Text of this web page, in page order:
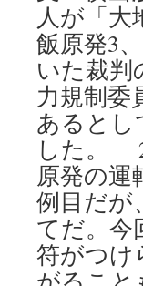
人が「
飯原発3
いた裁判
力規制委
あるとし
した。
原発の運
例目だが
てだ。今
符がつけ